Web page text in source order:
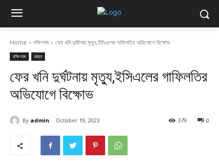
Home দক্ষিণবঙ্গ ফের খনি দুর্ঘটনায় মৃত্যু,ইসিএলের গাফিলতির অভিযোগে বিক্ষোভ
দক্ষিণবঙ্গ রাজ্য
ফের খনি দুর্ঘটনায় মৃত্যু,ইসিএলের গাফিলতির
অভিযোগে বিক্ষোভ
By admin October 19, 2023 0
379